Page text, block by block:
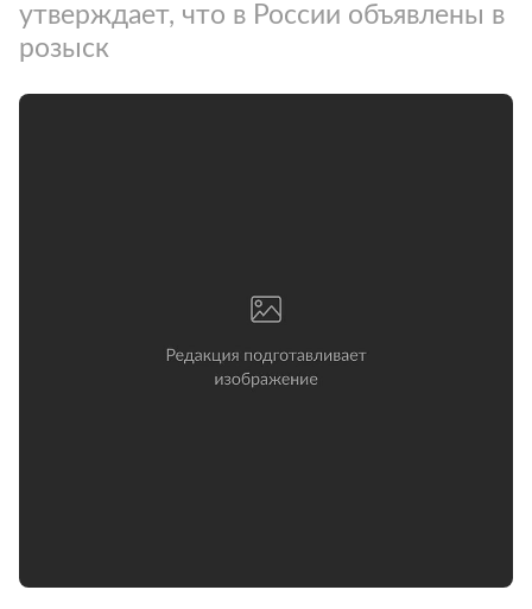
утверждает, что в России объявлены в
розыск